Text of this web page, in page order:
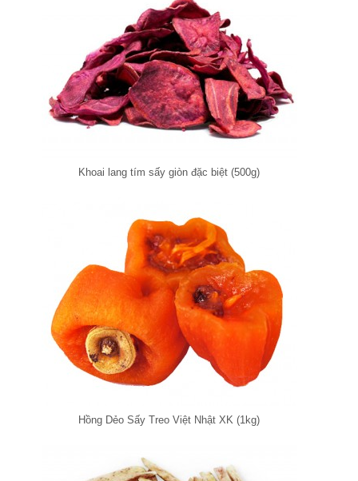
Khoai lang tím sấy giòn đặc biệt (500g)
Hồng Dẻo Sấy Treo Việt Nhật XK (1kg)